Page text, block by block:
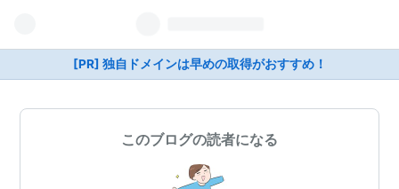
[PR] 独自ドメインは早めの取得がおすすめ！
このブログの読者になる